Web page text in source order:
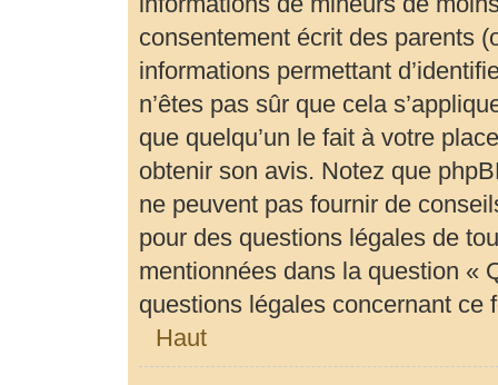
consentement écrit des parents
informations permettant
n’êtes pas sûr que cela
que quelqu’un le fait à votre
obtenir son avis. Notez que
ne peuvent pas fournir de
pour des questions légales de
mentionnées dans la question «
questions légales concernant ce
Haut